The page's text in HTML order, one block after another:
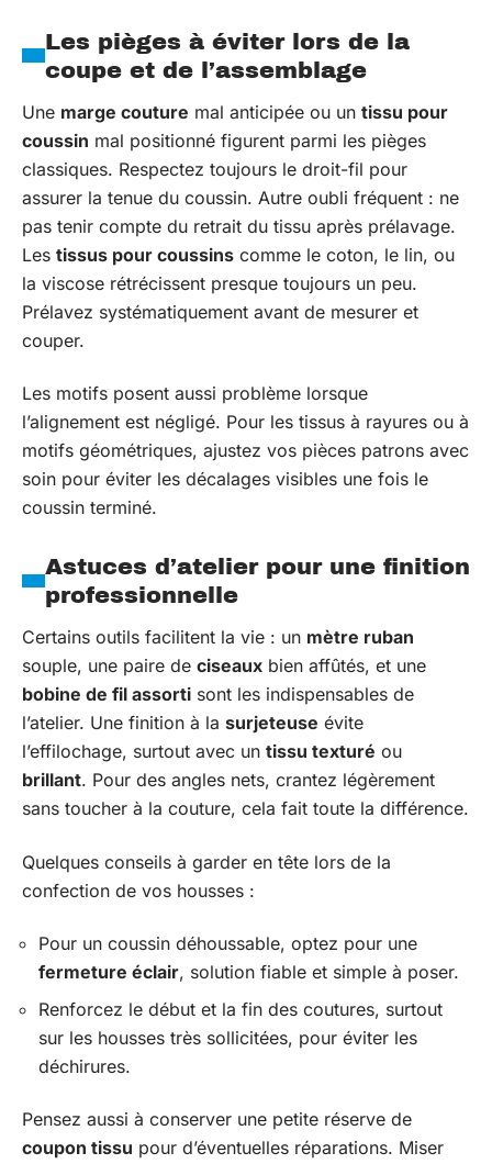
Les pièges à éviter lors de la
coupe et de l’assemblage
Une marge couture mal anticipée ou un tissu pour
coussin mal positionné figurent parmi les pièges
classiques. Respectez toujours le droit-fil pour
assurer la tenue du coussin. Autre oubli fréquent : ne
pas tenir compte du retrait du tissu après prélavage.
Les tissus pour coussins comme le coton, le lin, ou
la viscose rétrécissent presque toujours un peu.
Prélavez systématiquement avant de mesurer et
couper.
Les motifs posent aussi problème lorsque
l’alignement est négligé. Pour les tissus à rayures ou à
motifs géométriques, ajustez vos pièces patrons avec
soin pour éviter les décalages visibles une fois le
coussin terminé.
Astuces d’atelier pour une finition
professionnelle
Certains outils facilitent la vie : un mètre ruban
souple, une paire de ciseaux bien affûtés, et une
bobine de fil assorti sont les indispensables de
l’atelier. Une finition à la surjeteuse évite
l’effilochage, surtout avec un tissu texturé ou
brillant. Pour des angles nets, crantez légèrement
sans toucher à la couture, cela fait toute la différence.
Quelques conseils à garder en tête lors de la
confection de vos housses :
Pour un coussin déhoussable, optez pour une
fermeture éclair, solution fiable et simple à poser.
Renforcez le début et la fin des coutures, surtout
sur les housses très sollicitées, pour éviter les
déchirures.
Pensez aussi à conserver une petite réserve de
coupon tissu pour d’éventuelles réparations. Miser